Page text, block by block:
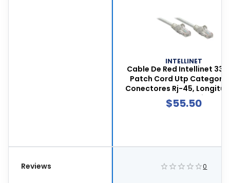
INTELLINET
Cable De Red Intellinet
Patch Cord Utp Categoría
Conectores Rj-45,
2 Metros, Color Gris,
$55.50
Reviews 0